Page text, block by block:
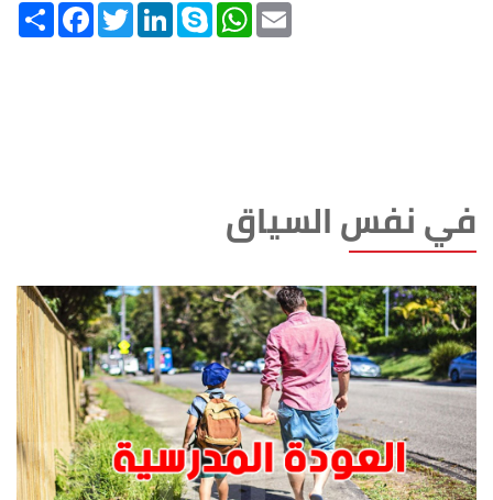
Share FacebookTwitterLinkedInSkype WhatsApp
في نفس السياق